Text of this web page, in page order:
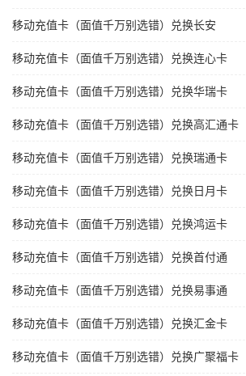
移动充值卡（面值千万别选错）兑换长安
移动充值卡（面值千万别选错）兑换连心卡
移动充值卡（面值千万别选错）兑换华瑞卡
移动充值卡（面值千万别选错）兑换高汇通卡
移动充值卡（面值千万别选错）兑换瑞通卡
移动充值卡（面值千万别选错）兑换日月卡
移动充值卡（面值千万别选错）兑换鸿运卡
移动充值卡（面值千万别选错）兑换首付通
移动充值卡（面值千万别选错）兑换易事通
移动充值卡（面值千万别选错）兑换汇金卡
移动充值卡（面值千万别选错）兑换广聚福卡